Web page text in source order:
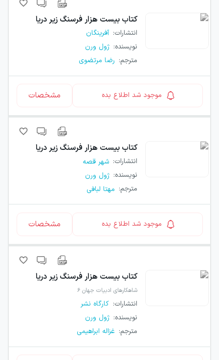
کتاب بیست هزار فرسنگ زیر دریا
انتشارات: آفرینگان
نویسنده: ژول ورن
مترجم: رضا مرتضوی
موجود شد اطلاع بده مشخصات
کتاب بیست هزار فرسنگ زیر دریا
انتشارات: شهر قصه
نویسنده: ژول ورن
مترجم: مهتا لبافی
موجود شد اطلاع بده مشخصات
کتاب بیست هزار فرسنگ زیر دریا
شاهکارهای ادبیات جهان ۶
انتشارات: کارگاه نشر
نویسنده: ژول ورن
مترجم: غزاله ابراهیمی